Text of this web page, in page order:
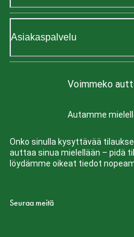
Asiakaspalvelu
Voimmeko
Autamme
Onko sinulla kysyttävää
auttaa sinua mielellään – pidä
löydämme oikeat tiedot
Seuraa meitä